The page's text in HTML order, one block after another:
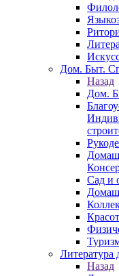
Дом. Быт.
Назад
Дом.
Сад и
Литература
Назад